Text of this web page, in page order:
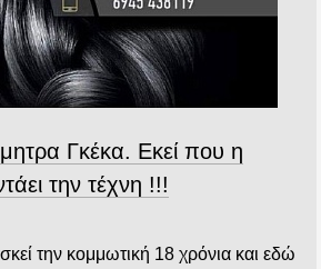
Γκέκα. Εκεί που η
την τέχνη !!!
την κομμωτική 18 χρόνια και εδώ